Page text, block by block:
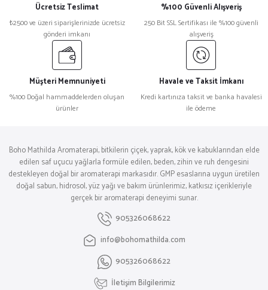
Ücretsiz Teslimat
₺2500 ve üzeri siparişlerinizde ücretsiz
gönderi imkanı
%100 Güvenli Alışveriş
250 Bit SSL Sertifikası ile %100 güvenli
alışveriş
Müşteri Memnuniyeti
%100 Doğal hammaddelerden oluşan
ürünler
Havale ve Taksit İmkanı
Kredi kartınıza taksit ve banka havalesi
ile ödeme
Boho Mathilda Aromaterapi, bitkilerin çiçek, yaprak, kök ve kabuklarından elde
edilen saf uçucu yağlarla formüle edilen, beden, zihin ve ruh dengesini
destekleyen doğal bir aromaterapi markasıdır. GMP esaslarına uygun üretilen
doğal sabun, hidrosol, yüz yağı ve bakım ürünlerimiz, katkısız içerikleriyle
gerçek bir aromaterapi deneyimi sunar.
905326068622
info@bohomathilda.com
905326068622
İletişim Bilgilerimiz